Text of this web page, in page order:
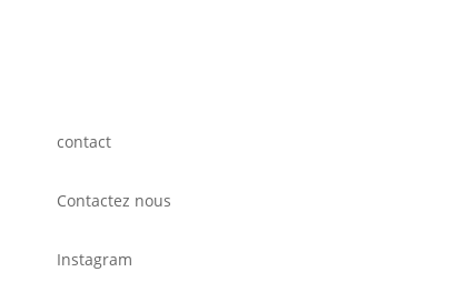
contact
Contactez nous
Instagram